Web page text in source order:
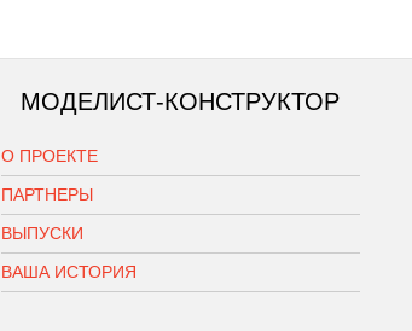
МОДЕЛИСТ-КОНСТРУКТОР
О ПРОЕКТЕ
ПАРТНЕРЫ
ВЫПУСКИ
ВАША ИСТОРИЯ